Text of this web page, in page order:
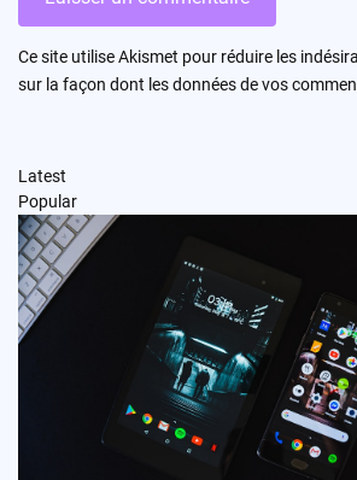
Ce site utilise Akismet pour réduire les
sur la façon dont les données de vos
Latest
Popular